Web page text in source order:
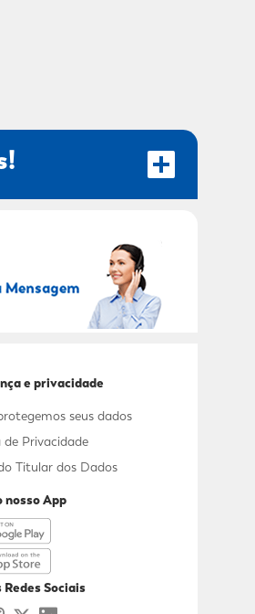
EXCLUSIVAS!
e privacidade
seus dados
de Privacidade
Titular dos Dados
nosso App
Redes Sociais